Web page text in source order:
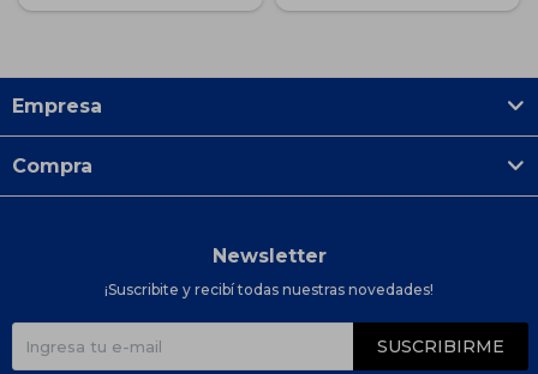
Empresa
Compra
Newsletter
¡Suscribite y recibí todas nuestras novedades!
SUSCRIBIRME